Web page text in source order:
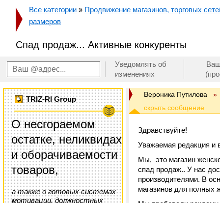
Все категории » Продвижение магазинов, торговых
размеров
Спад продаж... Активные конкуренты
Уведомлять об
изменениях
TRIZ-RI Group
О несгораемом
остатке, неликвидах
и оборачиваемости
товаров,
а также о готовых системах
мотивации, должностных
Вероника Путилова »
Здравствуйте!
Уважаемая редакция и
Мы, это магазин
спад продаж.. У нас
производителями. В
магазинов для полных